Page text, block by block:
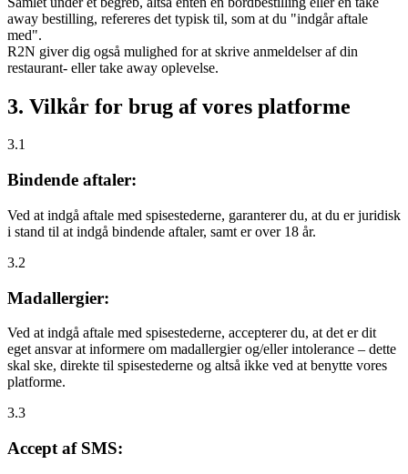
away bestilling, refereres det typisk til, som at du "indgår aftale
med".
R2N giver dig også mulighed for at skrive anmeldelser af din
restaurant- eller take away oplevelse.
3. Vilkår for brug af vores platforme
3.1
Bindende aftaler:
Ved at indgå aftale med spisestederne, garanterer du, at du er juridisk
i stand til at indgå bindende aftaler, samt er over 18 år.
3.2
Madallergier:
Ved at indgå aftale med spisestederne, accepterer du, at det er dit
eget ansvar at informere om madallergier og/eller intolerance – dette
skal ske, direkte til spisestederne og altså ikke ved at benytte vores
platforme.
3.3
Accept af SMS: